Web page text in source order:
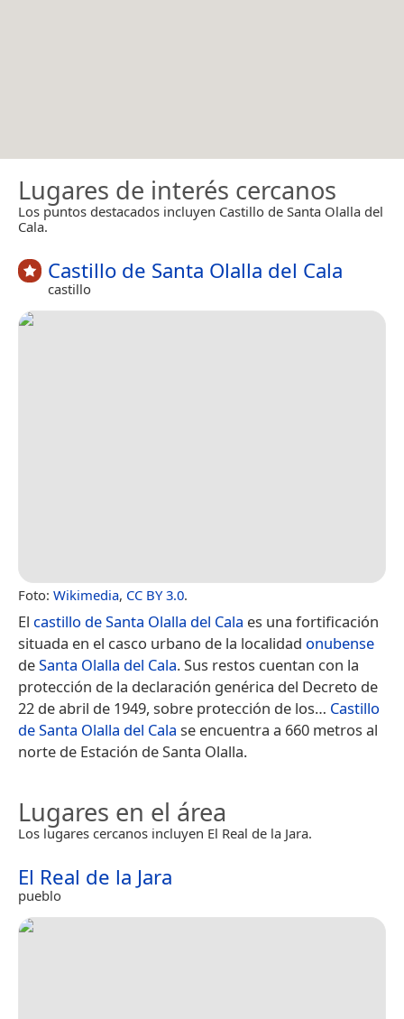
Lugares de interés cercanos
Los puntos destacados incluyen Castillo de Santa Olalla del
Cala.
Castillo de Santa Olalla del Cala
castillo
Foto: Wikimedia, CC BY 3.0.
El castillo de Santa Olalla del Cala es una fortificación
situada en el casco urbano de la localidad onubense
deSanta Olalla del Cala. Sus restos cuentan con la
protección de la declaración genérica del Decreto de
22 de abril de 1949, sobre protección de los… Castillo
de Santa Olalla del Cala se encuentra a 660 metros al
norte de Estación de Santa Olalla.
Lugares en el área
Los lugares cercanos incluyen El Real de la Jara.
El Real de la Jara
pueblo